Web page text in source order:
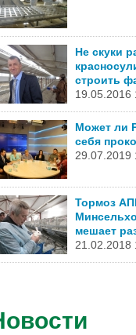
Не скуки
строить
19.05.2016
Может ли
себя
29.07.2019
Тормоз
мешает
21.02.2018